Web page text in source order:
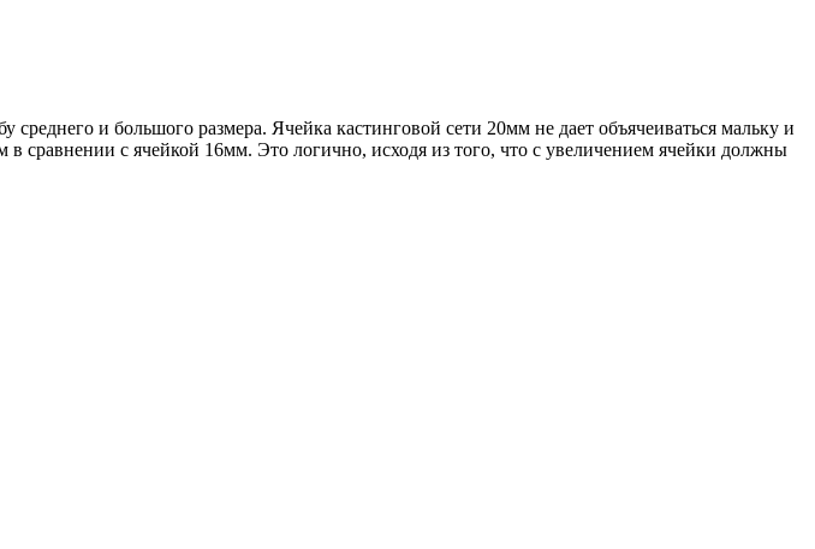
и большого размера. Ячейка кастинговой сети 20мм не дает объячеиваться мальку и
сравнении с ячейкой 16мм. Это логично, исходя из того, что с увеличением ячейки должны